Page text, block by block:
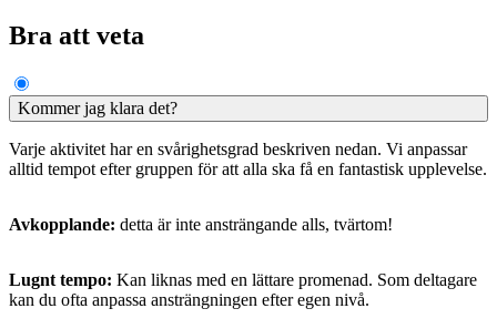
Bra att veta
Kommer jag klara det?
Varje aktivitet har en svårighetsgrad beskriven nedan. Vi anpassar
alltid tempot efter gruppen för att alla ska få en fantastisk upplevelse.
Avkopplande: detta är inte ansträngande alls, tvärtom!
Lugnt tempo: Kan liknas med en lättare promenad. Som deltagare
kan du ofta anpassa ansträngningen efter egen nivå.